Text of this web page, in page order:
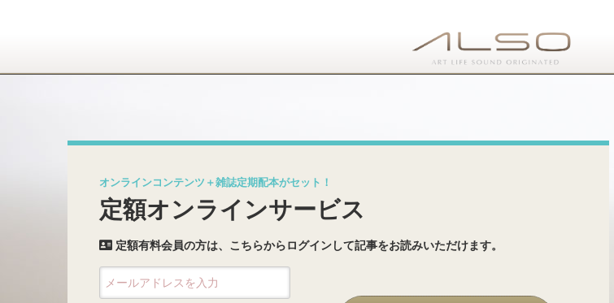
オンラインコンテンツ＋雑誌定期配本がセット！
定額オンラインサービス
定額有料会員の方は、こちらからログインして記事をお読みいただけます。